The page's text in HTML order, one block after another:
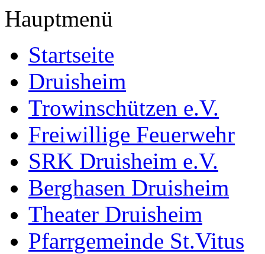
Hauptmenü
Startseite
Druisheim
Trowinschützen e.V.
Freiwillige Feuerwehr
SRK Druisheim e.V.
Berghasen Druisheim
Theater Druisheim
Pfarrgemeinde St.Vitus